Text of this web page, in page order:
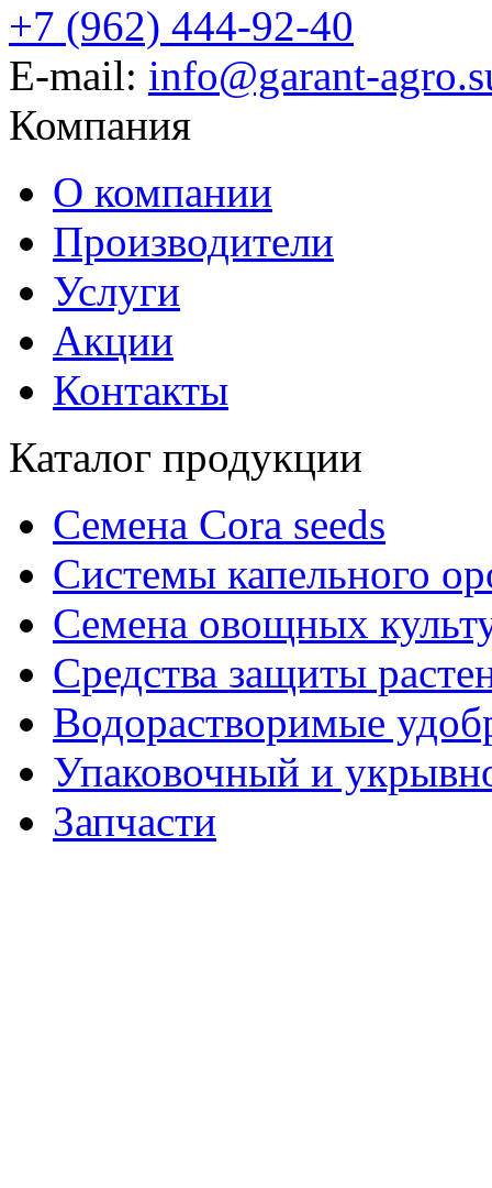
+7 (962) 444-92-40
E-mail: info@garant-
Компания
О компании
Производители
Услуги
Акции
Контакты
Каталог продукции
Семена Cora seeds
Системы капельного
Семена овощных
Средства защиты
Водорастворимые
Упаковочный и
Запчасти